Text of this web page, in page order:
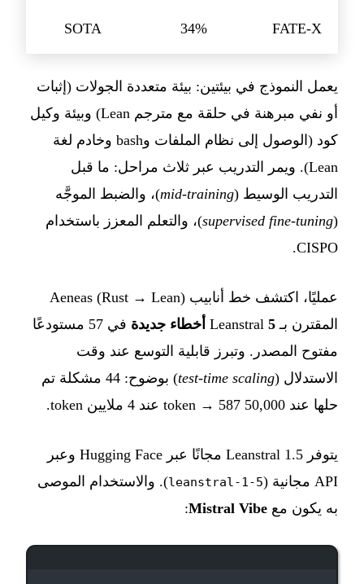
FATE-X
34%
SOTA
يعمل النموذج في بيئتين: بيئة متعددة الجولات (إثبات
أو نفي مبرهنة في حلقة مع مترجم Lean) وبيئة وكيل
كود (الوصول إلى نظام الملفات وbash وخادم لغة
Lean). ويمر التدريب عبر ثلاث مراحل: ما قبل
التدريب الوسيط (mid-training)، والضبط الموجَّه
(
supervised fine-tuning)، والتعلم المعزز باستخدام
CISPO.
عمليًا، اكتشف خط أنابيب Aeneas (Rust → Lean)
المقترن بـ Leanstral 5 أخطاء جديدة
في 57 مستودعًا
مفتوح المصدر. وتبرز قابلية التوسع عند وقت
الاستدلال (test-time scaling
) بوضوح: 44 مشكلة تم
حلها عند 50,000 token → 587 عند 4 ملايين token.
يتوفر Leanstral 1.5 مجانًا عبر Hugging Face وعبر
API مجانية (
leanstral-1-5). والاستخدام الموصى
به يكون مع Mistral Vibe
: